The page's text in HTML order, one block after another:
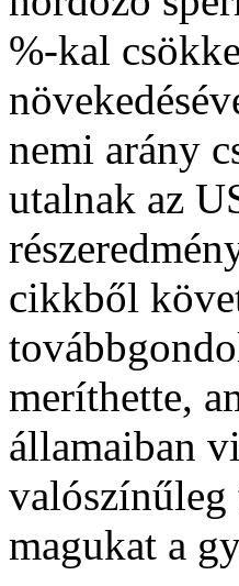
%-kal
nemi arány
utalnak az
cikkből
meríthette,
államaiban
valószínűleg
magukat a